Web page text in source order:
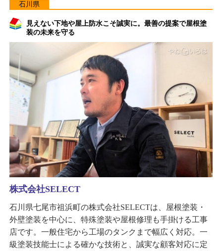
石川県
見えない下地や屋上防水こそ誠実に。最善の提案で屋根塗
装の未来を守る
株式会社SELECT
石川県七尾市祖浜町の株式会社SELECTは、屋根塗装・
外壁塗装を中心に、特殊塗装や屋根修理も手掛ける工事
店です。一般住宅から工場のタンクまで幅広く対応。一
級塗装技能士による確かな技術と、誠実な顧客対応に定